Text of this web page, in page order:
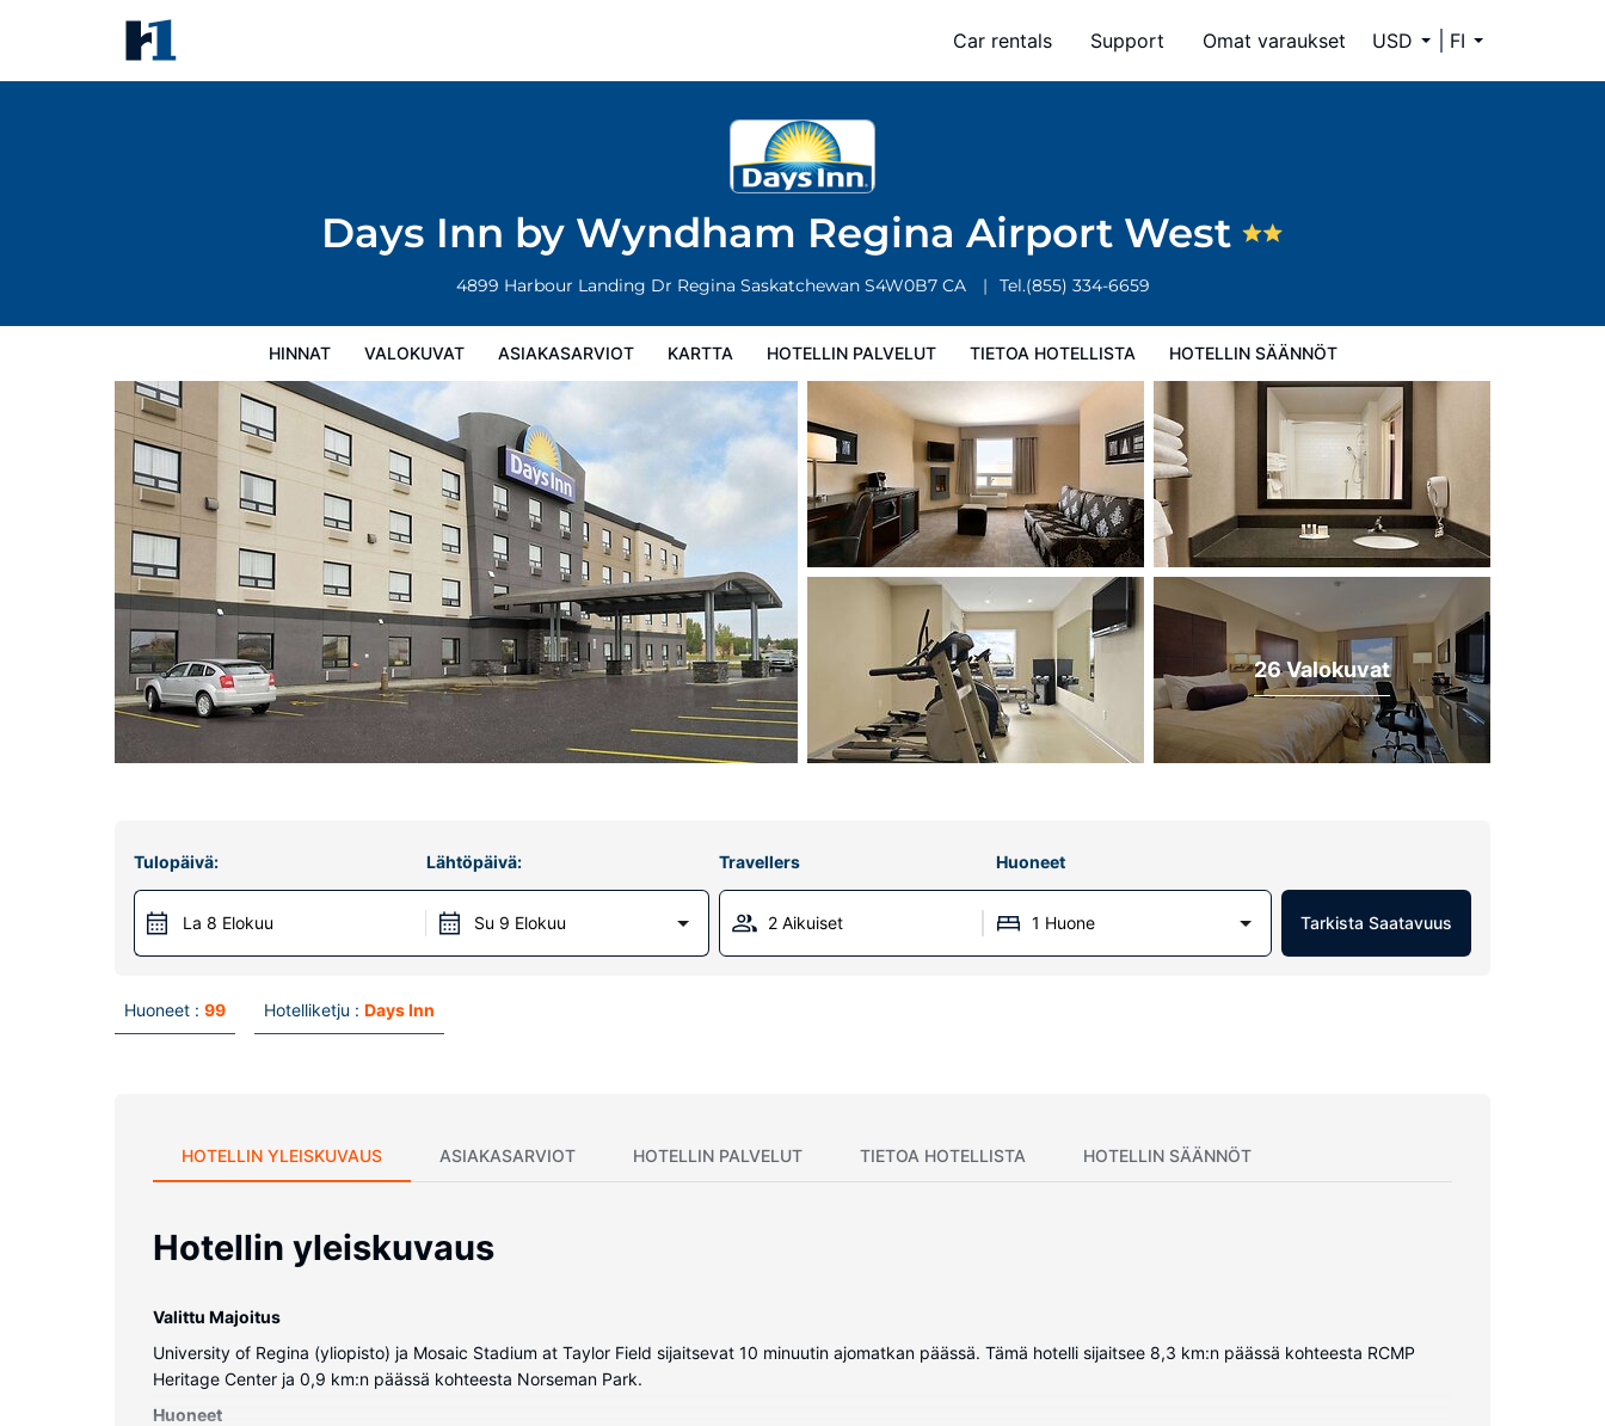
Car rentals Support Omat varaukset USD FI
Days Inn by Wyndham Regina Airport West
4899 Harbour Landing Dr Regina Saskatchewan S4W0B7 CA Tel.(855) 334-6659
HINNAT VALOKUVAT ASIAKASARVIOT KARTTA HOTELLIN PALVELUT TIETOA HOTELLISTA HOTELLIN SÄÄNNÖT
Hotellin säännöt
26 Valokuvat
Tulopäivä:
La 8 Elokuu
Lähtöpäivä:
Su 9 Elokuu
Travellers Huoneet
2 Aikuiset 1 Huone Tarkista Saatavuus
Huoneet : 99 Hotelliketju : Days Inn
HOTELLIN YLEISKUVAUS ASIAKASARVIOT HOTELLIN PALVELUT TIETOA HOTELLISTA HOTELLIN SÄÄNNÖT
Hotellin yleiskuvaus
Valittu Majoitus
University of Regina (yliopisto) ja Mosaic Stadium at Taylor Field sijaitsevat 10 minuutin ajomatkan päässä. Tämä hotelli sijaitsee 8,3 km:n päässä kohteesta RCMP
Heritage Center ja 0,9 km:n päässä kohteesta Norseman Park.
Huoneet